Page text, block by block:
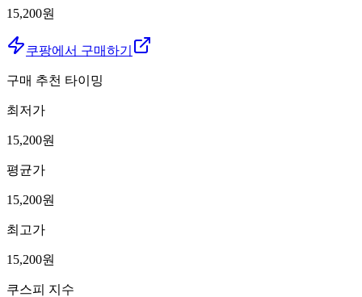
15,200원
쿠팡에서 구매하기
구매 추천 타이밍
최저가
15,200원
평균가
15,200원
최고가
15,200원
쿠스피 지수